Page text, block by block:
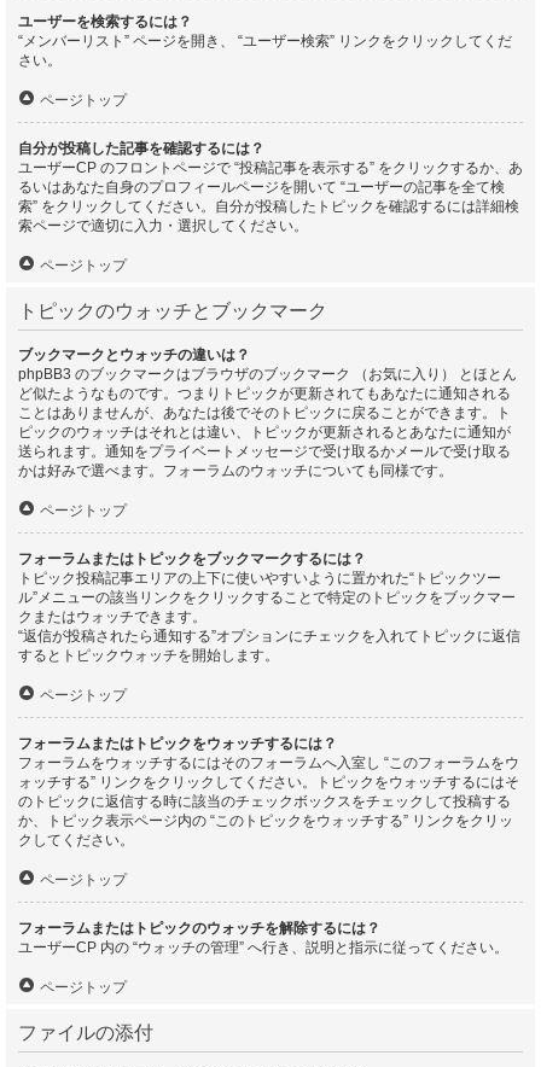
ユーザーを検索するには？
“メンバーリスト” ページを開き、 “ユーザー検索” リンクをクリックしてくだ
さい。
ページトップ
自分が投稿した記事を確認するには？
ユーザーCP のフロントページで “投稿記事を表示する” をクリックするか、あ
るいはあなた自身のプロフィールページを開いて “ユーザーの記事を全て検
索” をクリックしてください。自分が投稿したトピックを確認するには詳細検
索ページで適切に入力・選択してください。
ページトップ
トピックのウォッチとブックマーク
ブックマークとウォッチの違いは？
phpBB3 のブックマークはブラウザのブックマーク （お気に入り） とほとん
ど似たようなものです。つまりトピックが更新されてもあなたに通知される
ことはありませんが、あなたは後でそのトピックに戻ることができます。ト
ピックのウォッチはそれとは違い、トピックが更新されるとあなたに通知が
送られます。通知をプライベートメッセージで受け取るかメールで受け取る
かは好みで選べます。フォーラムのウォッチについても同様です。
ページトップ
フォーラムまたはトピックをブックマークするには？
トピック投稿記事エリアの上下に使いやすいように置かれた“トピックツー
ル”メニューの該当リンクをクリックすることで特定のトピックをブックマー
クまたはウォッチできます。
“返信が投稿されたら通知する”オプションにチェックを入れてトピックに返信
するとトピックウォッチを開始します。
ページトップ
フォーラムまたはトピックをウォッチするには？
フォーラムをウォッチするにはそのフォーラムへ入室し “このフォーラムをウ
ォッチする” リンクをクリックしてください。トピックをウォッチするにはそ
のトピックに返信する時に該当のチェックボックスをチェックして投稿する
か、トピック表示ページ内の “このトピックをウォッチする” リンクをクリッ
クしてください。
ページトップ
フォーラムまたはトピックのウォッチを解除するには？
ユーザーCP 内の “ウォッチの管理” へ行き、説明と指示に従ってください。
ページトップ
ファイルの添付